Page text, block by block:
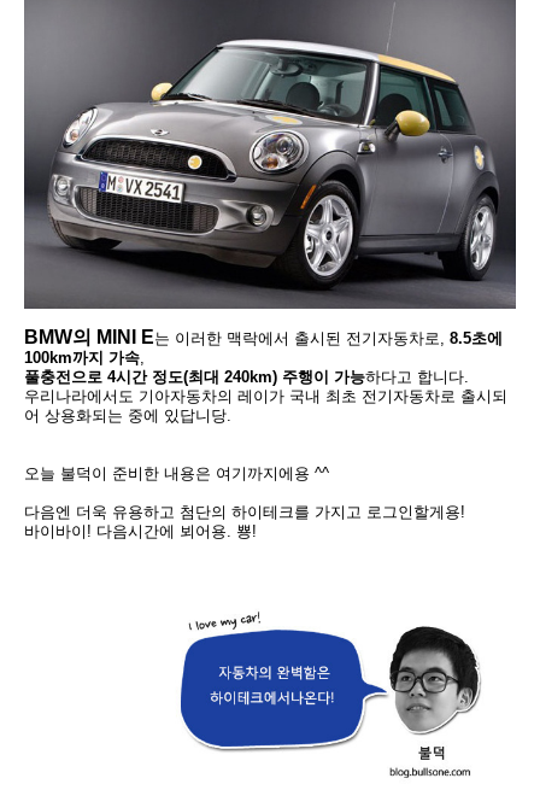
BMW의 MINI E는 이러한 맥락에서 출시된 전기자동차로, 8.5초에
100km까지 가속
풀충전으로 4시간 정도(최대 240km) 주행이 가능하다고 합니다.
우리나라에서도 기아자동차의 레이가 국내 최초 전기자동차로 출시되
어 상용화되는 중에 있답니당.
오늘 불덕이 준비한 내용은 여기까지에용 ^^
다음엔 더욱 유용하고 첨단의 하이테크를 가지고 로 그인할게용!
바이바이! 다음시간에 뵈어용. 뿅!